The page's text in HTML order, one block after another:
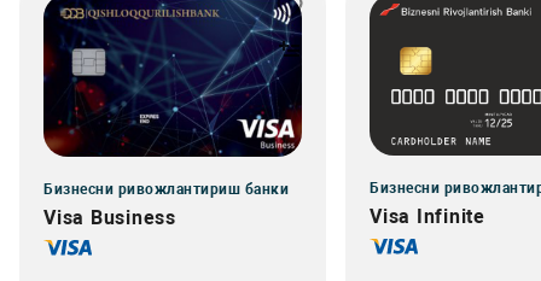
Бизнесни ривожлантириш банки
Visa Business
Бизнесни
Visa Infinite